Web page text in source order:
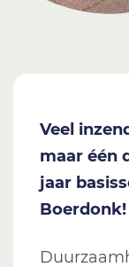
Veel
maar één
jaar
Boerdonk!